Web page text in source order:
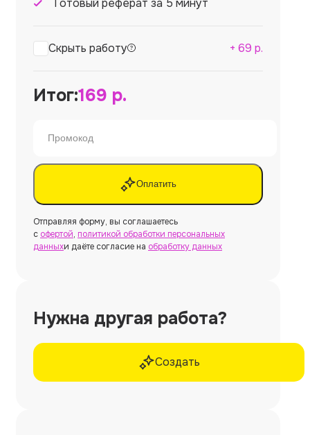
Скрыть работу + 69 р.
Итог:169 р.
Оплатить
Отправляя форму, вы соглашаетесь
с офертой, политикой обработки персональных
данныхи даёте согласие на обработку данных
Нужна другая работа?
Создать